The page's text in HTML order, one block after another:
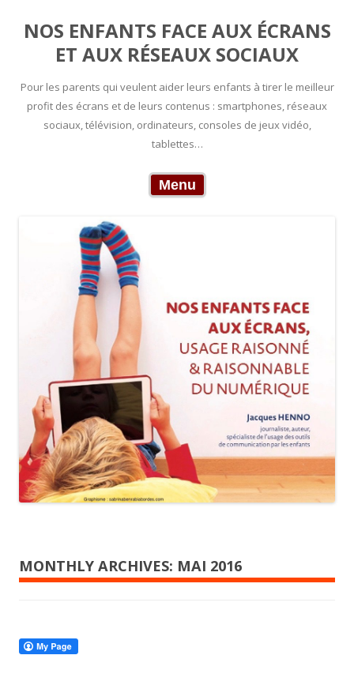
NOS ENFANTS FACE AUX ÉCRANS
ET AUX RÉSEAUX SOCIAUX
Pour les parents qui veulent aider leurs enfants à tirer le meilleur
profit des écrans et de leurs contenus : smartphones, réseaux
sociaux, télévision, ordinateurs, consoles de jeux vidéo,
tablettes…
Menu
MONTHLY ARCHIVES: MAI 2016